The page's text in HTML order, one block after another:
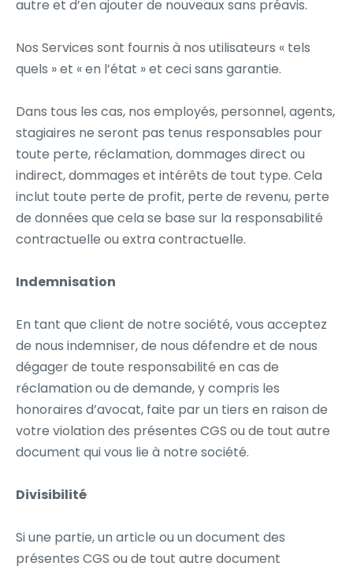
autre et d’en ajouter de nouveaux sans préavis.
Nos Services sont fournis à nos utilisateurs « tels
quels » et « en l’état » et ceci sans garantie.
Dans tous les cas, nos employés, personnel, agents,
stagiaires ne seront pas tenus responsables pour
toute perte, réclamation, dommages direct ou
indirect, dommages et intérêts de tout type. Cela
inclut toute perte de profit, perte de revenu, perte
de données que cela se base sur la responsabilité
contractuelle ou extra contractuelle.
Indemnisation
En tant que client de notre société, vous acceptez
de nous indemniser, de nous défendre et de nous
dégager de toute responsabilité en cas de
réclamation ou de demande, y compris les
honoraires d’avocat, faite par un tiers en raison de
votre violation des présentes CGS ou de tout autre
document qui vous lie à notre société.
Divisibilité
Si une partie, un article ou un document des
présentes CGS ou de tout autre document